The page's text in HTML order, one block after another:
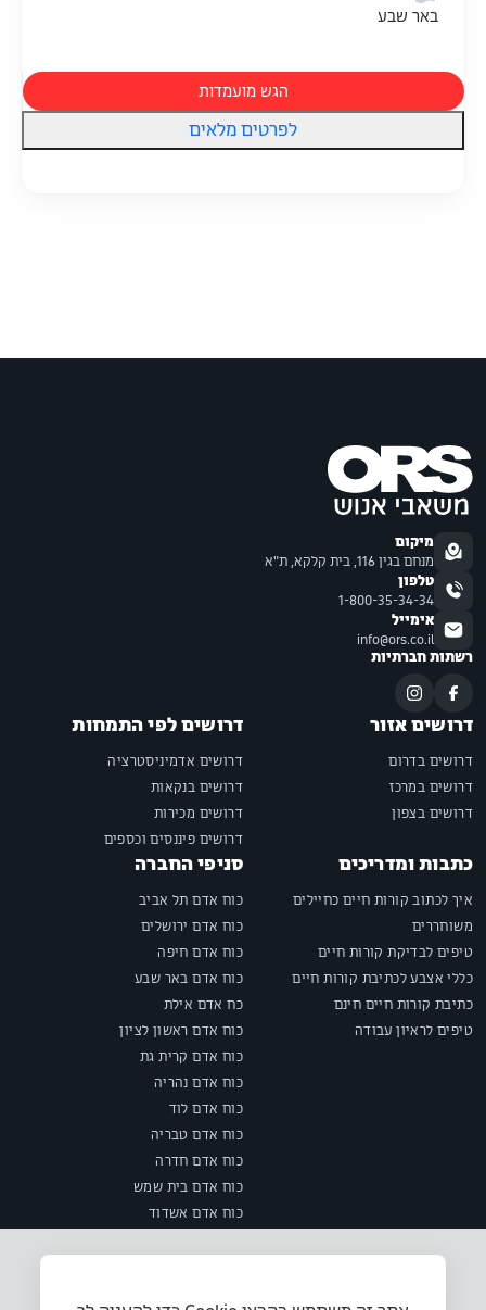
באר שבע
הגש מועמדות
לפרטים מלאים
מיקום
מנחם בגין 116, בית קלקא, ת"א
טלפון
1-800-35-34-34
אימייל
info@ors.co.il
רשתות חברתיות
דרושים אזור
דרושים בדרום
דרושים במרכז
דרושים בצפון
דרושים לפי התמחות
דרושים אדמיניסטרציה
דרושים בנקאות
דרושים מכירות
דרושים פיננסים וכספים
כתבות ומדריכים
איך לכתוב קורות חיים כחיילים
משוחררים
טיפים לבדיקת קורות חיים
כללי אצבע לכתיבת קורות חיים
כתיבת קורות חיים חינם
טיפים לראיון עבודה
סניפי החברה
כוח אדם תל אביב
כוח אדם ירושלים
כוח אדם חיפה
כוח אדם באר שבע
כח אדם אילת
כוח אדם ראשון לציון
כוח אדם קרית גת
כוח אדם נהריה
כוח אדם לוד
כוח אדם טבריה
כוח אדם חדרה
כוח אדם בית שמש
כוח אדם אשדוד